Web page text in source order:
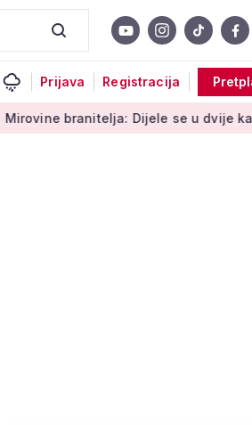
Prijava Registracija
Dijele se u dvije kategorije, a